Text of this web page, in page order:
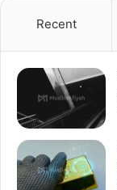
Recent